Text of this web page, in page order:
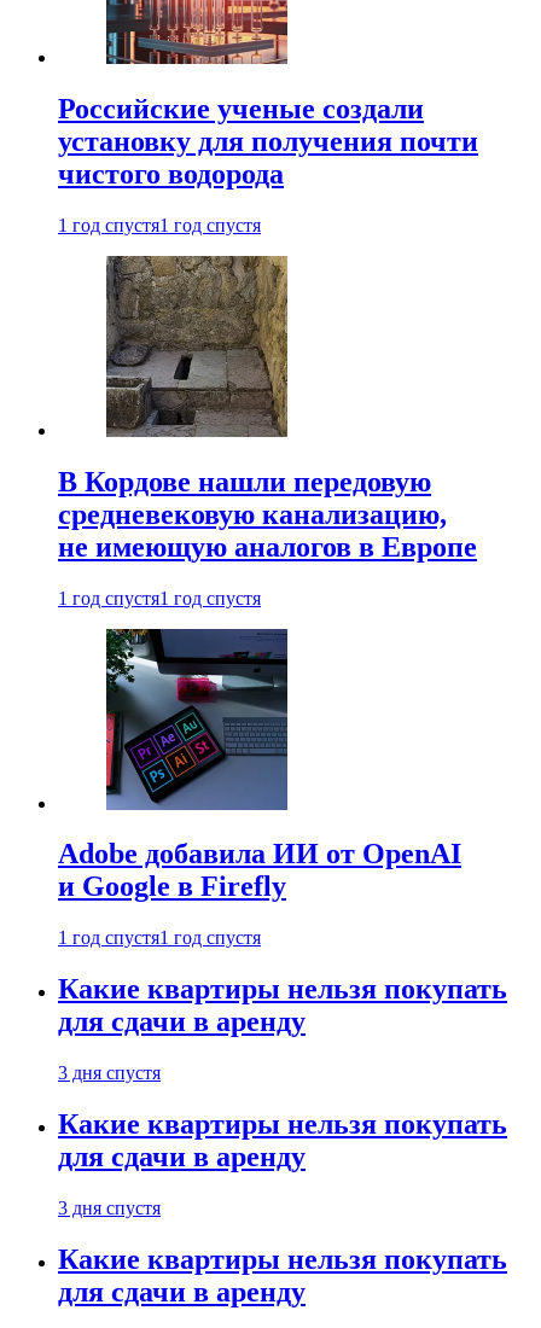
Российские ученые создали
установку для получения почти
чистого водорода
1 год спустя1 год спустя
В Кордове нашли передовую
средневековую канализацию,
не имеющую аналогов в Европе
1 год спустя1 год спустя
Adobe добавила ИИ от OpenAI
и Google в Firefly
1 год спустя1 год спустя
Какие квартиры нельзя покупать
для сдачи в аренду
3 дня спустя
Какие квартиры нельзя покупать
для сдачи в аренду
3 дня спустя
Какие квартиры нельзя покупать
для сдачи в аренду